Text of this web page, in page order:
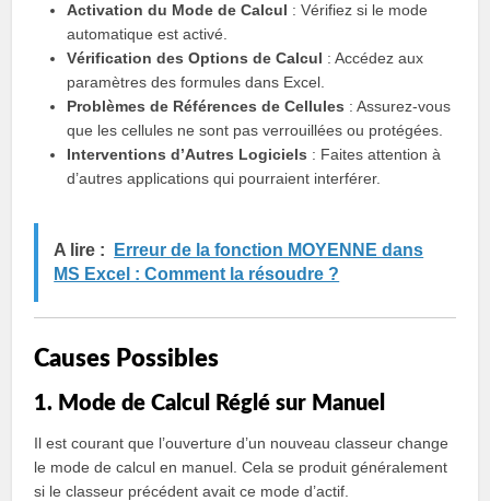
Activation du Mode de Calcul : Vérifiez si le mode
automatique est activé.
Vérification des Options de Calcul : Accédez aux
paramètres des formules dans Excel.
Problèmes de Références de Cellules : Assurez-vous
que les cellules ne sont pas verrouillées ou protégées.
Interventions d’Autres Logiciels : Faites attention à
d’autres applications qui pourraient interférer.
A lire :
Erreur de la fonction MOYENNE dans
MS Excel : Comment la résoudre ?
Causes Possibles
1. Mode de Calcul Réglé sur Manuel
Il est courant que l’ouverture d’un nouveau classeur change
le mode de calcul en manuel. Cela se produit généralement
si le classeur précédent avait ce mode d’actif.